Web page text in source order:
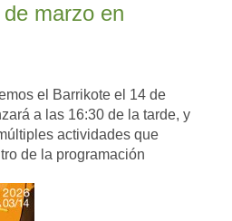
marzo en
el Barrikote el 14 de
a las 16:30 de la tarde, y
actividades que
de la programación